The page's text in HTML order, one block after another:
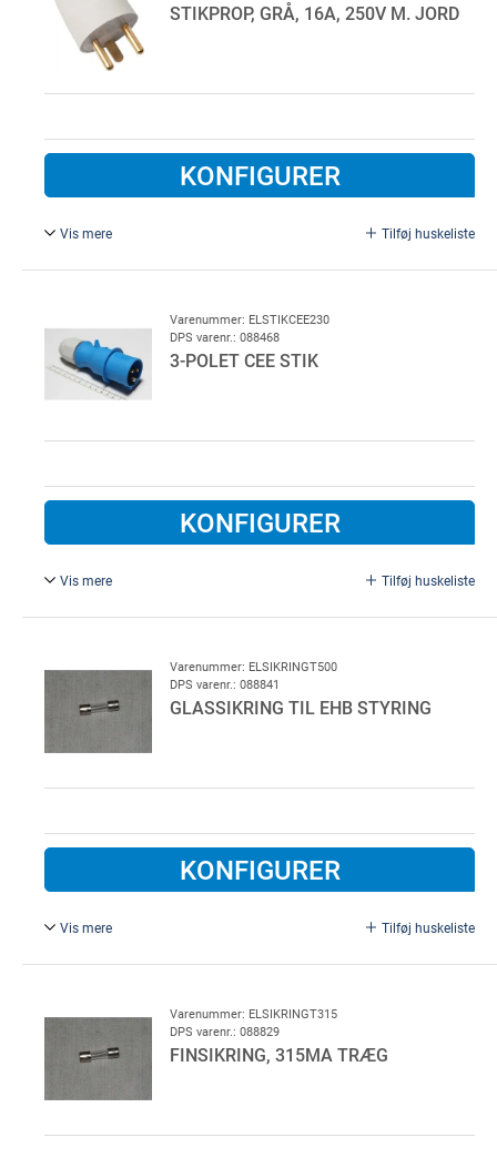
STIKPROP, GRÅ, 16A, 250V M. JORD
KONFIGURER
Vis mere Tilføj huskeliste
Ø 2,5 - 10,5 mm, for ledning.
Varenummer: ELSTIKCEE230
DPS varenr.: 088468
3-POLET CEE STIK
KONFIGURER
Vis mere Tilføj huskeliste
Varenummer: ELSIKRINGT500
DPS varenr.: 088841
GLASSIKRING TIL EHB STYRING
KONFIGURER
Vis mere Tilføj huskeliste
Varenummer: ELSIKRINGT315
DPS varenr.: 088829
FINSIKRING, 315MA TRÆG